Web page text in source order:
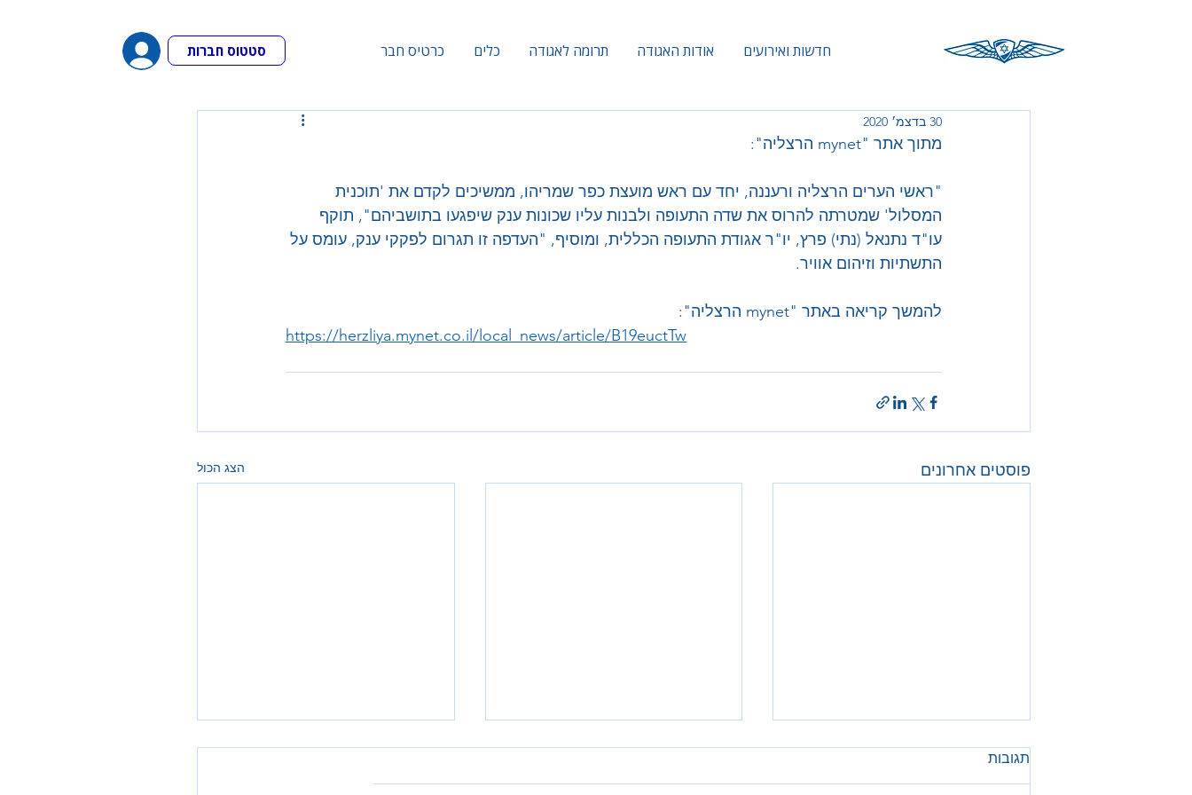
סטטוס חברות חדשות ואירועים אודות האגודה תרומה לאגודה כלים כרטיס חבר
30 בדצמ׳ 2020
מתוך אתר "mynet הרצליה":
"ראשי הערים הרצליה ורעננה, יחד עם ראש מועצת כפר שמריהו, ממשיכים לקדם את 'תוכנית
המסלול' שמטרתה להרוס את שדה התעופה ולבנות עליו שכונות ענק שיפגעו בתושביהם", תוקף
עו"ד נתנאל (נתי) פרץ, יו"ר אגודת התעופה הכללית, ומוסיף, "העדפה זו תגרום לפקקי ענק, עומס על
התשתיות וזיהום אוויר.
להמשך קריאה באתר "mynet הרצליה":
https://herzliya.mynet.co.il/local_news/article/B19euctTw
פוסטים אחרונים הצג הכול
תגובות